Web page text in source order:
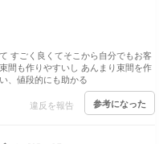
すごく良くてそこから自分でもお客
間も作りやすいし あんまり束間を作
、値段的にも助かる
違反を報告 参考になった